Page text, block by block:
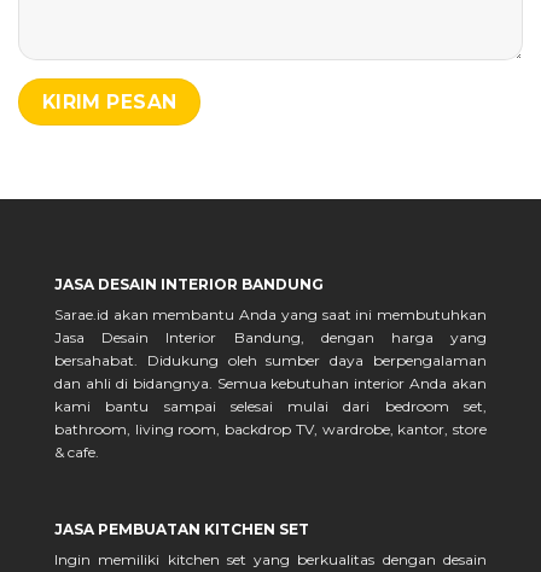
JASA DESAIN INTERIOR BANDUNG
Sarae.id akan membantu Anda yang saat ini membutuhkan
Jasa Desain Interior Bandung, dengan harga yang
bersahabat. Didukung oleh sumber daya berpengalaman
dan ahli di bidangnya. Semua kebutuhan interior Anda akan
kami bantu sampai selesai mulai dari bedroom set,
bathroom, living room, backdrop TV, wardrobe, kantor, store
& cafe.
JASA PEMBUATAN KITCHEN SET
Ingin memiliki kitchen set yang berkualitas dengan desain